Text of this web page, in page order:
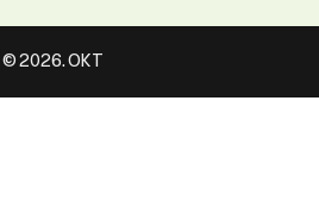
© 2026. OKT